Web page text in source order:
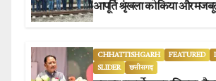
आपूर्ति श्रृंखला को किया और
CHHATTISHGARH FEATURED
SLIDER
छत्तीसगढ़